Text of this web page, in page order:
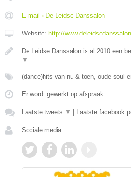
E-mail › De Leidse Danssalon
Website: http://
De Leidse Danssalon is al 2010 een
▼
(dance)hits van nu & toen, oude soul
Er wordt gewerkt op afspraak.
Laatste tweets ▼ Laatste facebook
Sociale media: